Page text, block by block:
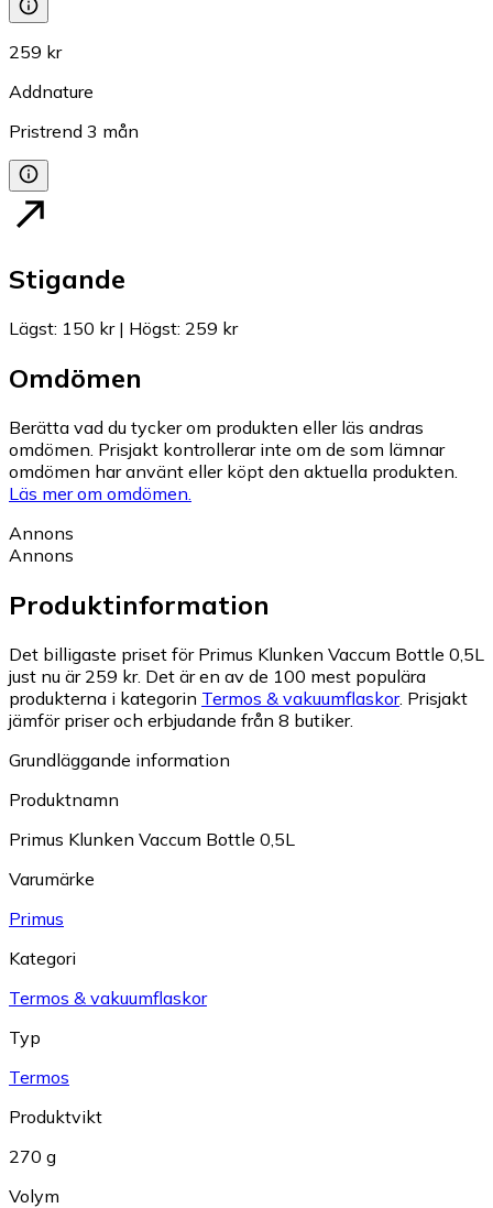
259 kr
Addnature
Pristrend 3 mån
Stigande
Lägst: 150 kr| Högst: 259 kr
Omdömen
Berätta vad du tycker om produkten eller läs andras
omdömen. Prisjakt kontrollerar inte om de som lämnar
omdömen har använt eller köpt den aktuella produkten.
Läs mer om omdömen.
Annons
Annons
Produktinformation
Det billigaste priset för Primus Klunken Vaccum Bottle 0,5L
just nu är 259 kr. Det är en av de 100 mest populära
produkterna i kategorin Termos & vakuumflaskor. Prisjakt
jämför priser och erbjudande från 8 butiker.
Grundläggande information
Produktnamn
Primus Klunken Vaccum Bottle 0,5L
Varumärke
Primus
Kategori
Termos & vakuumflaskor
Typ
Termos
Produktvikt
270 g
Volym